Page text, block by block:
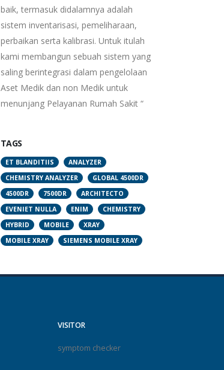
baik, termasuk didalamnya adalah
sistem inventarisasi, pemeliharaan,
perbaikan serta kalibrasi. Untuk itulah
kami membangun sebuah sistem yang
saling berintegrasi dalam pengelolaan
Aset Medik dan non Medik untuk
menunjang Pelayanan Rumah Sakit “
TAGS
ET BLANDITIIS
ANALYZER
CHEMISTRY ANALYZER
GLOBAL 4500DR
4500DR
7500DR
ARCHITECTO
EVENIET NULLA
ENIM
CHEMISTRY
HYBRID
MOBILE
XRAY
MOBILE XRAY
SIEMENS MOBILE XRAY
VISITOR
symptom checker